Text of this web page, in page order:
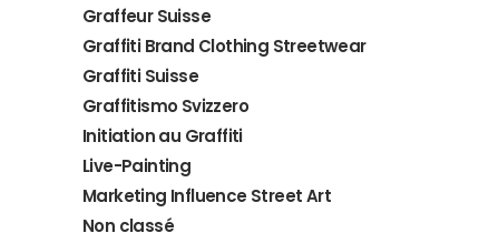
Graffeur Suisse
Graffiti Brand Clothing Streetwear
Graffiti Suisse
Graffitismo Svizzero
Initiation au Graffiti
Live-Painting
Marketing Influence Street Art
Non classé